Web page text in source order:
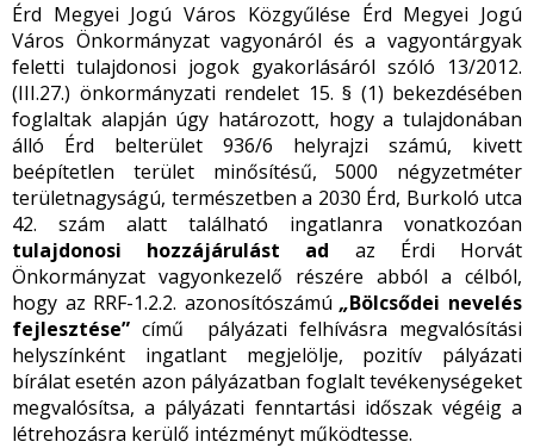
Érd Megyei Jogú Város Közgyűlése Érd Megyei Jogú
Város Önkormányzat vagyonáról és a vagyontárgyak
feletti tulajdonosi jogok gyakorlásáról szóló 13/2012.
(III.27.) önkormányzati rendelet 15. § (1) bekezdésében
foglaltak alapján úgy határozott, hogy a tulajdonában
álló Érd belterület 936/6 helyrajzi számú, kivett
beépítetlen terület minősítésű, 5000 négyzetméter
területnagyságú, természetben a 2030 Érd, Burkoló utca
42. szám alatt található ingatlanra vonatkozóan
tulajdonosi hozzájárulást ad az Érdi Horvát
Önkormányzat vagyonkezelő részére abból a célból,
hogy az RRF-1.2.2. azonosítószámú„Bölcsődei nevelés
fejlesztése” című pályázati felhívásra megvalósítási
helyszínként ingatlant megjelölje, pozitív pályázati
bírálat esetén azon pályázatban foglalt tevékenységeket
megvalósítsa, a pályázati fenntartási időszak végéig a
létrehozásra kerülő intézményt működtesse.